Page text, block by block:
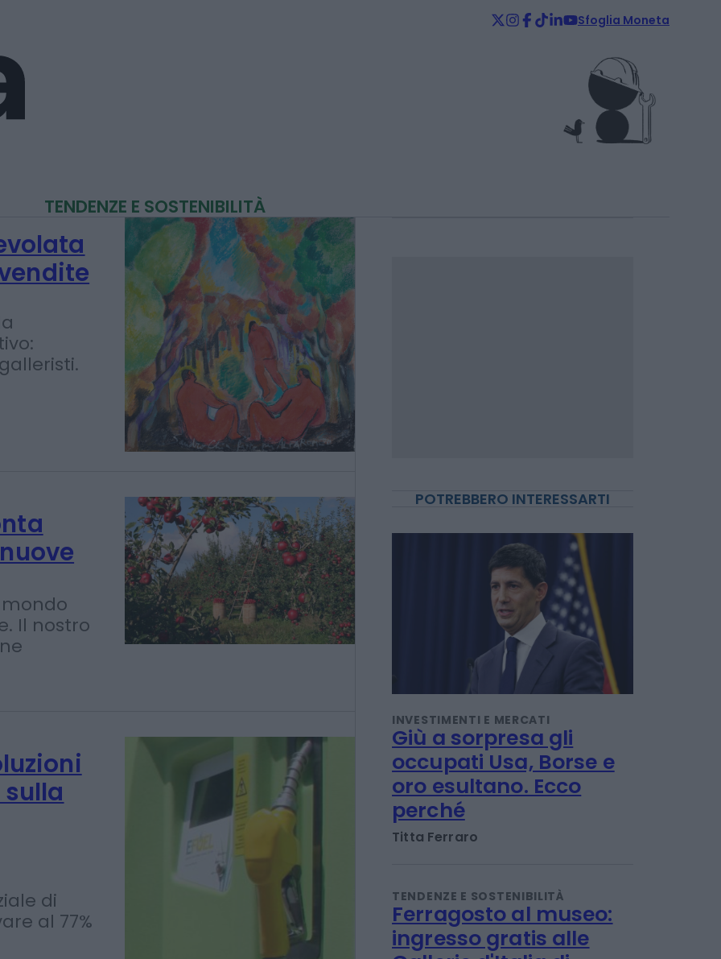
Sfoglia Moneta
TENDENZE E SOSTENIBILITÀ
POTREBBERO INTERESSARTI
INVESTIMENTI E MERCATI
Giù a sorpresa gli
occupati Usa, Borse e
Titta Ferraro